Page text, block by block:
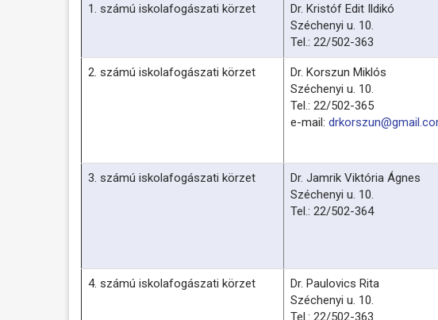
1. számú iskolafogászati körzet
Dr. Kristóf Edit Ildikó
Széchenyi u. 10.
Tel.: 22/502-363
2. számú iskolafogászati körzet
Dr. Korszun Miklós
Széchenyi u. 10.
Tel.: 22/502-365
e-mail:
3. számú iskolafogászati körzet
Dr. Jamrik Viktória Ágnes
Széchenyi u. 10.
Tel.: 22/502-364
4. számú iskolafogászati körzet
Dr. Paulovics Rita
Széchenyi u. 10.
Tel.: 22/502-363